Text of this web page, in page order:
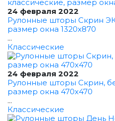
24 февраля 2022
Рулонные шторы Скрин
размер окна 1320x870
...
Классические
24 февраля 2022
Рулонные шторы Скрин,
размер окна 470x470
...
Классические